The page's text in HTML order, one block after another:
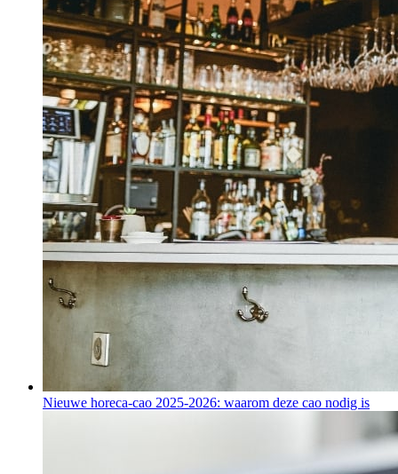
Nieuwe horeca-cao 2025-2026: waarom deze cao nodig is